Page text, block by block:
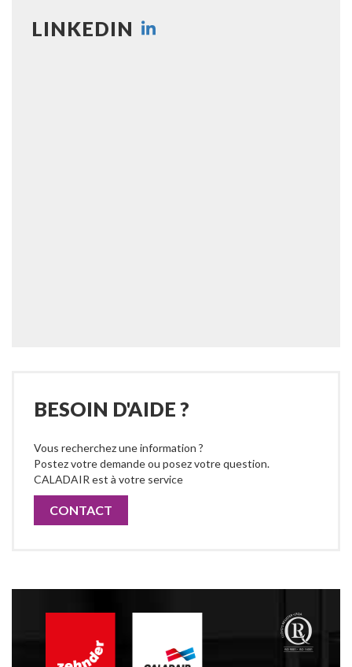
LINKEDIN
BESOIN D'AIDE ?
Vous recherchez une information ?
Postez votre demande ou posez votre question.
CALADAIR est à votre service
CONTACT